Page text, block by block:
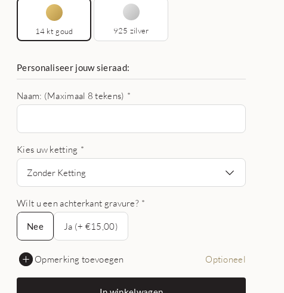
14 kt goud 925 zilver
Personaliseer jouw sieraad:
Naam: (Maximaal 8 tekens) *
Kies uw ketting *
Zonder Ketting
Wilt u een achterkant gravure? *
Nee
Nee
Ja (+ €15,00)
Opmerking toevoegen Optioneel